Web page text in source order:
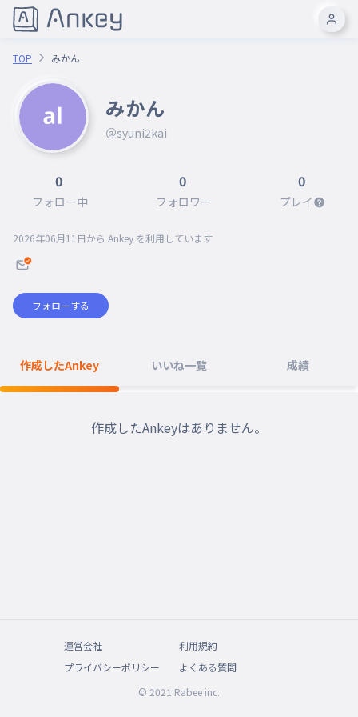
TOP みかん
みかん
＠syuni2kai
0
フォロー中
0
フォロワー
0
プレイ
2026年06月11日から Ankey を利用しています
フォローする
作成したAnkey いいね一覧 成績
作成したAnkeyはありません。
運営会社
利用規約
プライバシーポリシー
よくある質問
© 2021 Rabee inc.